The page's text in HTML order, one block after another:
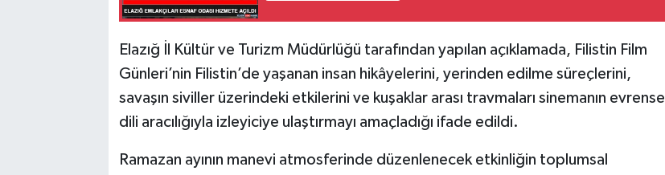
Elazığ İl Kültür ve Turizm Müdürlüğü tarafından yapılan açıklamada, Filistin Film
Günleri’nin Filistin’de yaşanan insan hikâyelerini, yerinden edilme süreçlerini,
savaşın siviller üzerindeki etkilerini ve kuşaklar arası travmaları sinemanın evrensel
dili aracılığıyla izleyiciye ulaştırmayı amaçladığı ifade edildi.
Ramazan ayının manevi atmosferinde düzenlenecek etkinliğin toplumsal